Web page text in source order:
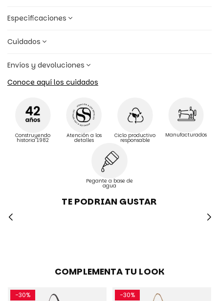
Especificaciones
Cuidados
Envíos y devoluciones
Conoce aquí los cuidados
Construyendo
historia 1982
Atención a los
detalles
Ciclo productivo
responsable
Manufacturados
Pegante a base de
agua
TE PODRIAN GUSTAR
COMPLEMENTA TU LOOK
-30% -30%